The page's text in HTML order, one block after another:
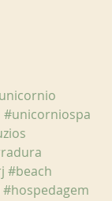
#unicorniospa
#beach
#hospedagem